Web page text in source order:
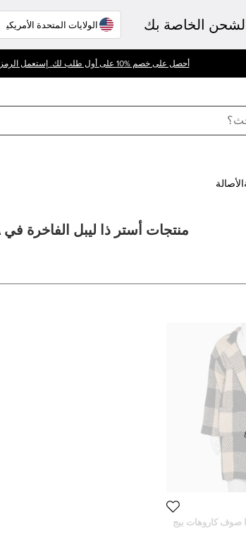
الشحن الخاصة بك
أحصل على خصم %10 على أول طلب لك. إستعمل الرمز - WELCOME10
الأصالة
منتجات أستر ذا ليبل الفاخرة في USA
صوف كاروهات بيج
- سمول